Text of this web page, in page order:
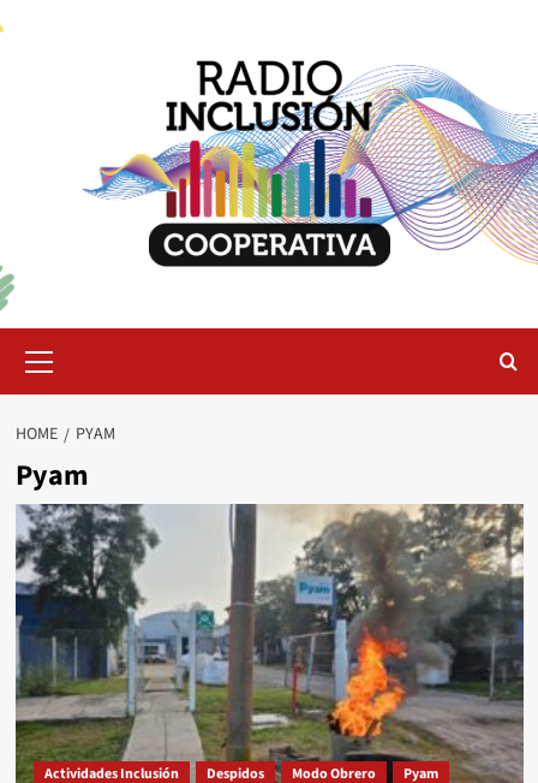
Menu
HOME PYAM
Pyam
Actividades Inclusión Despidos Modo Obrero Pyam